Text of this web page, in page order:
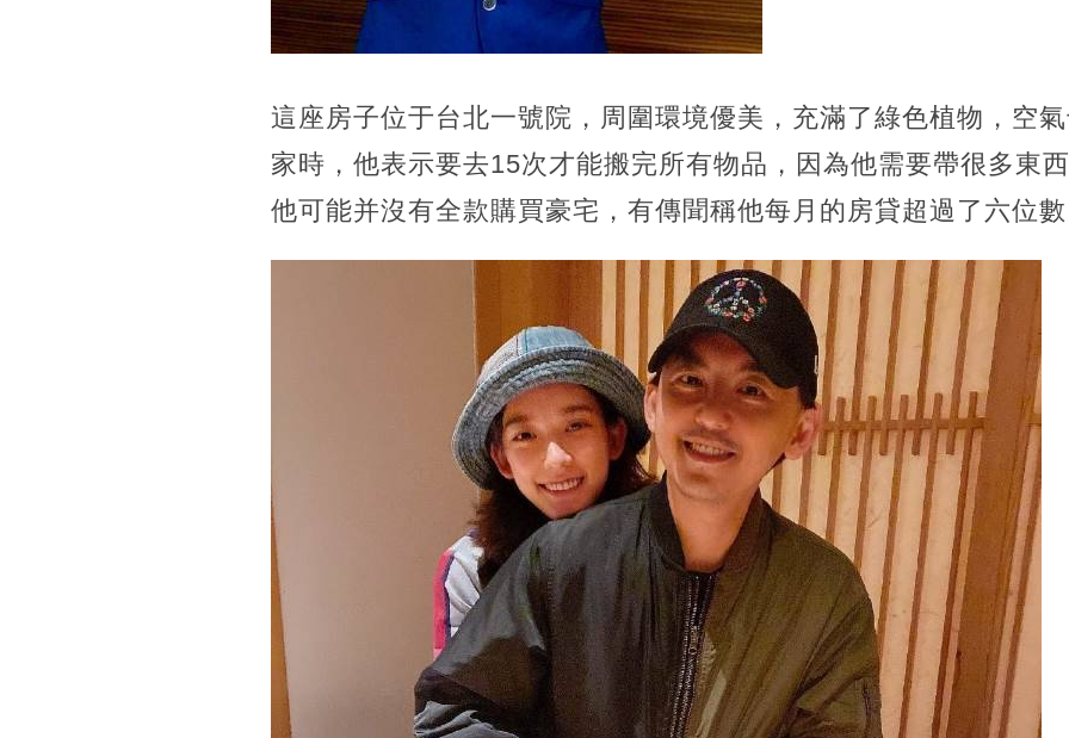
這座房子位于台北一號院， 周圍環境優美，充滿了綠色植物，空
家時，他表示要去15次才能搬完所有物品，因為他需要帶很多東
他可能并沒有全款購買豪宅，有傳聞稱他每月的房貸超過了六位